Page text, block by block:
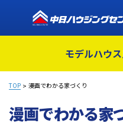
モデルハウ
TOP 漫画でわかる家づくり
漫画でわかる家